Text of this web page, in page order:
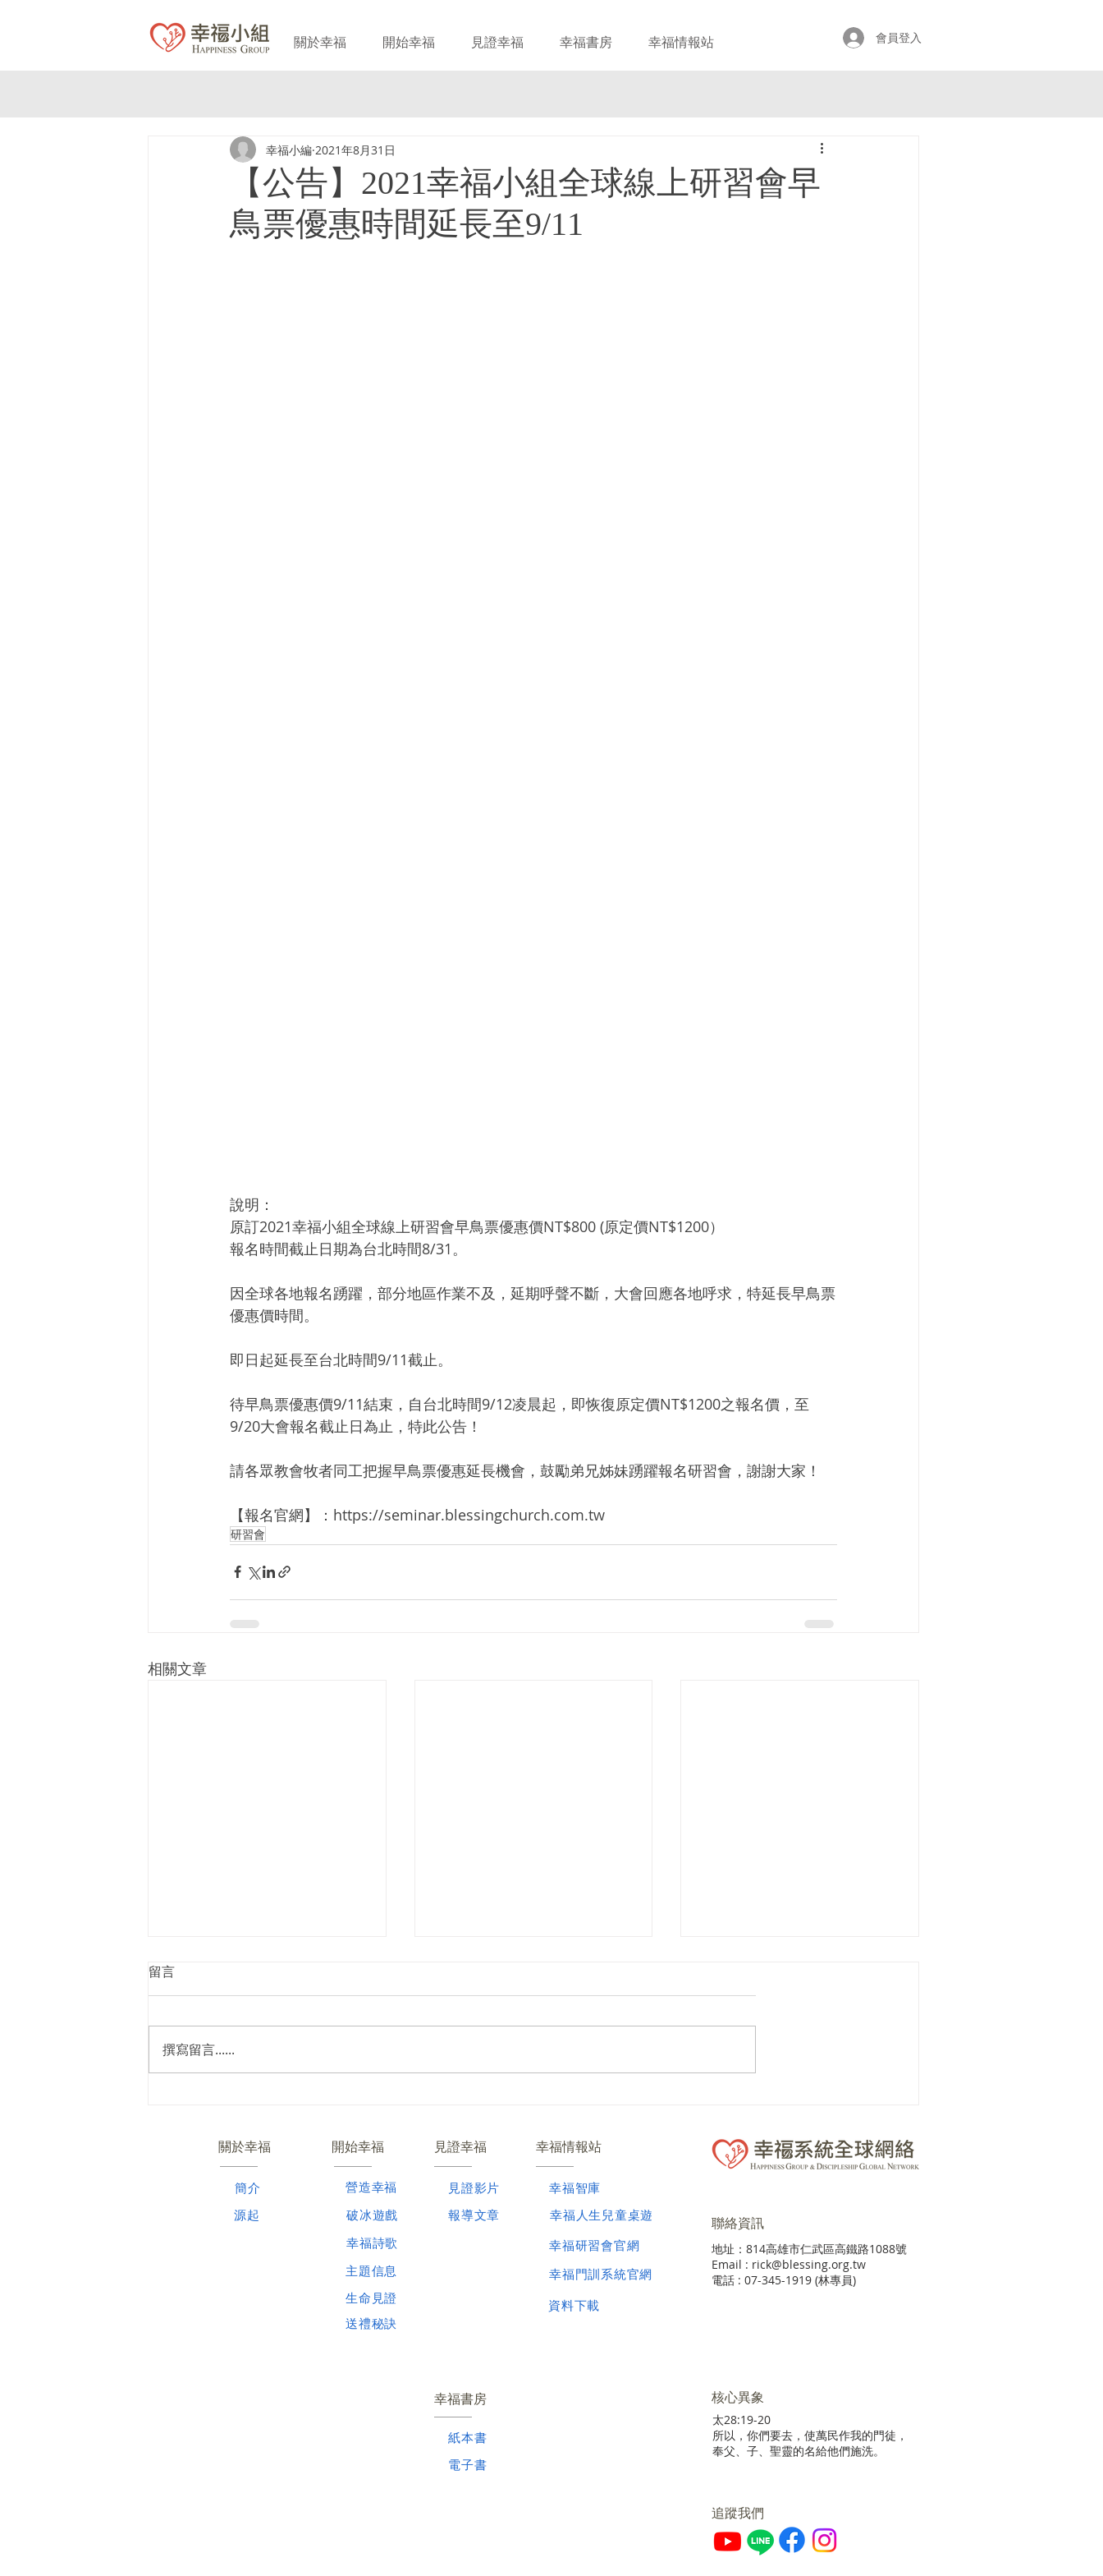
關於幸福 開始幸福 見證幸福 幸福書房 幸福情報站 會員登入
【公告】2021幸福小組全球線上研習會早
鳥票優惠時間延長至9/11
幸福小編 2021年8月31日
說明：
原訂2021幸福小組全球線上研習會早鳥票優惠價NT$800 (原定價NT$1200）
報名時間截止日期為台北時間8/31。
因全球各地報名踴躍，部分地區作業不及，延期呼聲不斷，大會回應各地呼求，特延長早鳥票
優惠價時間。
即日起延長至台北時間9/11截止。
待早鳥票優惠價9/11結束，自台北時間9/12凌晨起，即恢復原定價NT$1200之報名價，至
9/20大會報名截止日為止，特此公告！
請各眾教會牧者同工把握早鳥票優惠延長機會，鼓勵弟兄姊妹踴躍報名研習會，謝謝大家！
【報名官網】：https://seminar.blessingchurch.com.tw
研習會
相關文章
留言
撰寫留言......
關於幸福
簡介
源起
開始幸福
​營造幸福
破冰遊戲
​幸福詩歌
主題信息
生命見證
​送禮秘訣
見證幸福
​見證影片
報導文章
幸福情報站
幸福智庫
幸福人生兒童桌遊
幸福研習會官網
幸福門訓系統官網
資料下載
聯絡資訊
地址：814高雄市仁武區高鐵路1088號
Email : rick@blessing.org.tw
電話 : 07-345-1919 (林專員)
幸福書房
紙本書
電子書
核心異象
太28:19-20
所以，你們要去，使萬民作我的門徒，
奉父、子、聖靈的名給他們施洗。
​追蹤我們